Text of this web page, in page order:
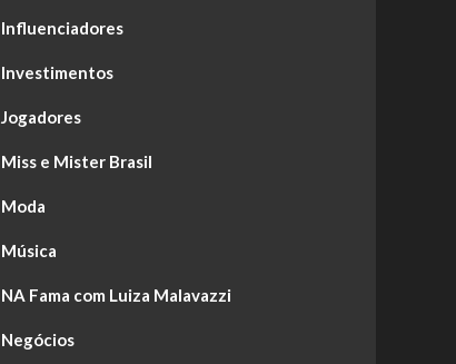
Influenciadores
Investimentos
Jogadores
Miss e Mister Brasil
Moda
Música
NA Fama com Luiza Malavazzi
Negócios